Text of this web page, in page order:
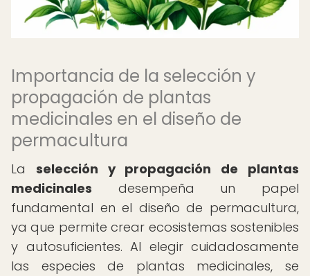
Importancia de la selección y
propagación de plantas
medicinales en el diseño de
permacultura
La selección y propagación de plantas
medicinales desempeña un papel
fundamental en el diseño de permacultura,
ya que permite crear ecosistemas sostenibles
y autosuficientes. Al elegir cuidadosamente
las especies de plantas medicinales, se